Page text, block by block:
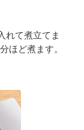
れて煮立てま
ほど煮ます。